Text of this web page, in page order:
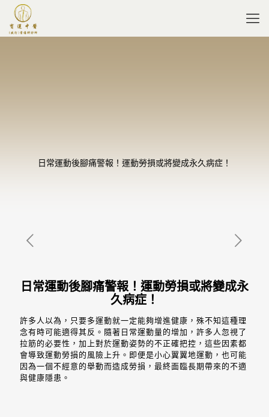
日常運動後腳痛警報！運動勞損或將變成永久病症！
日常運動後腳痛警報！運動勞損或將變成永
久病症！
許多人以為，只要多運動就一定能夠增進健康，殊不知這種理
念有時可能適得其反。隨著日常運動量的增加，許多人忽視了
拉筋的必要性，加上對於運動姿勢的不正確把控，這些因素都
會導致運動勞損的風險上升。即便是小心翼翼地運動，也可能
因為一個不經意的舉動而造成勞損，最終面臨長期帶來的不適
與健康隱患。